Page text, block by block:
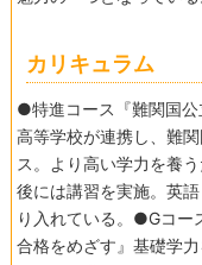
カリキュラム
●特進コース『難関国公
高等学校が連携し、難
ス。より高い学力を養
後には講習を実施。英
り入れている。●Gコー
合格をめざす』基礎学